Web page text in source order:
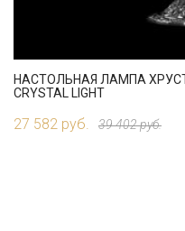
НАСТОЛЬНАЯ ЛАМПА
CRYSTAL LIGHT
27 582 руб. 39 402 руб.